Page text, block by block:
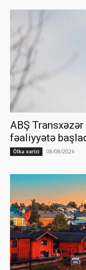
ABŞ
fəaliyyətə
Ölkə xarici 08/08/2026